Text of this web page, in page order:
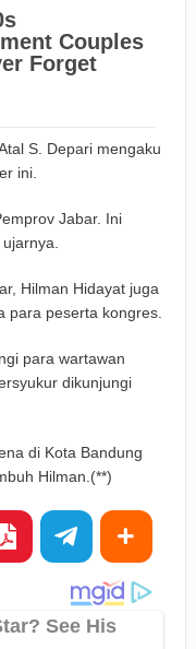
S. Depari mengaku
ini.
Jabar. Ini
Hilman Hidayat juga
para peserta kongres.
para wartawan
dikunjungi
di Kota Bandung
Hilman.(**)